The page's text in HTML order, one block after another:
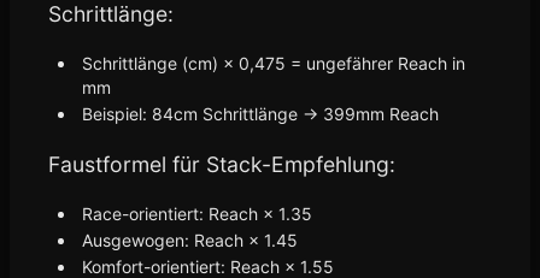
Schrittlänge:
Schrittlänge (cm) × 0,475 = ungefährer Reach in
mm
Beispiel: 84cm Schrittlänge → 399mm Reach
Faustformel für Stack-Empfehlung:
Race-orientiert: Reach × 1.35
Ausgewogen: Reach × 1.45
Komfort-orientiert: Reach × 1.55